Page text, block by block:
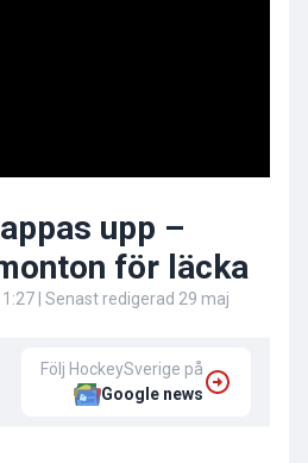
upp –
för läcka
| Senast redigerad 29 maj
Följ HockeySverige på
Google news